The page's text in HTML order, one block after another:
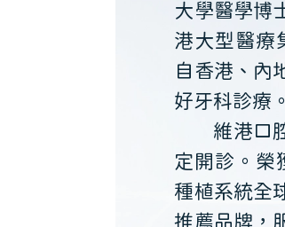
大學醫學博
港大型醫療
自香港、內
好牙科診療。
維港口
定開診。榮
種植系統全